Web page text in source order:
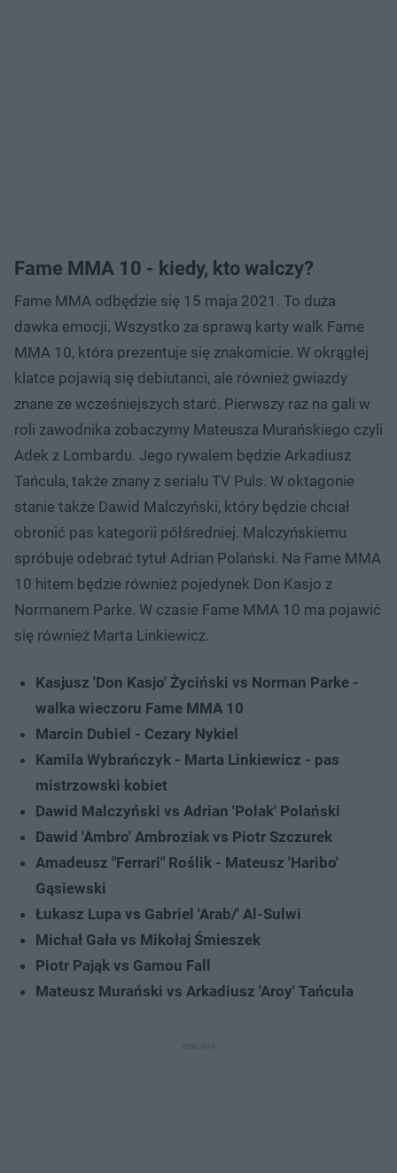
Fame MMA 10 - kiedy, kto walczy?
Fame MMA odbędzie się 15 maja 2021. To duża
dawka emocji. Wszystko za sprawą karty walk Fame
MMA 10, która prezentuje się znakomicie. W okrągłej
klatce pojawią się debiutanci, ale również gwiazdy
znane ze wcześniejszych starć. Pierwszy raz na gali w
roli zawodnika zobaczymy Mateusza Murańskiego czyli
Adek z Lombardu. Jego rywalem będzie Arkadiusz
Tańcula, także znany z serialu TV Puls. W oktagonie
stanie także Dawid Malczyński, który będzie chciał
obronić pas kategorii półśredniej. Malczyńskiemu
spróbuje odebrać tytuł Adrian Polański. Na Fame MMA
10 hitem będzie również pojedynek Don Kasjo z
Normanem Parke. W czasie Fame MMA 10 ma pojawić
się również Marta Linkiewicz.
Kasjusz 'Don Kasjo' Życiński vs Norman Parke -
walka wieczoru Fame MMA 10
Marcin Dubiel - Cezary Nykiel
Kamila Wybrańczyk - Marta Linkiewicz - pas
mistrzowski kobiet
Dawid Malczyński vs Adrian 'Polak' Polański
Dawid 'Ambro' Ambroziak vs Piotr Szczurek
Amadeusz "Ferrari" Roślik - Mateusz 'Haribo'
Gąsiewski
Łukasz Lupa vs Gabriel 'Arab/' Al-Sulwi
Michał Gała vs Mikołaj Śmieszek
Piotr Pająk vs Gamou Fall
Mateusz Murański vs Arkadiusz 'Aroy' Tańcula